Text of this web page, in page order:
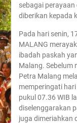
sebagai
diberikan kepada
Pada hari senin,
MALANG
ibadah paskah
Malang. Sebelum
Petra Malang
memperingati
pukul 07.36 WIB
diselenggarakan
juga dimeriahkan